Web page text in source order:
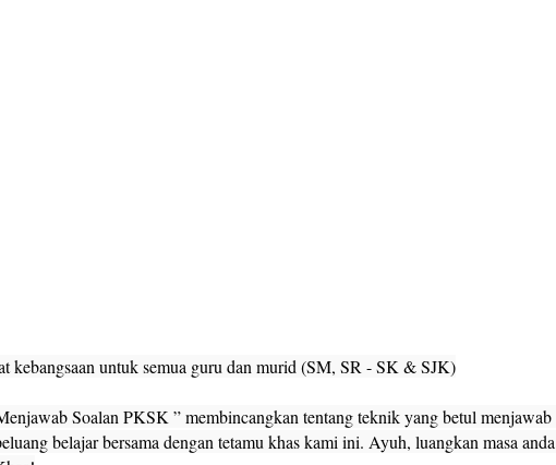
kebangsaan untuk semua guru dan murid (SM, SR - SK & SJK)
Soalan PKSK ” membincangkan tentang teknik yang betul menjawab
belajar bersama dengan tetamu khas kami ini. Ayuh, luangkan masa anda